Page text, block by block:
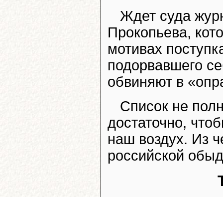
Ждет суда
Прокопьева,
мотивах
подорвавшего
обвиняют в
Список не
достаточно,
наш воздух. Из
российской